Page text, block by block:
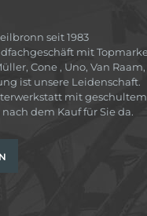
seit 1983
mit
Cone , Uno, Van Raam,
ist unsere Leidenschaft.
mit geschultem
dem Kauf für Sie da.